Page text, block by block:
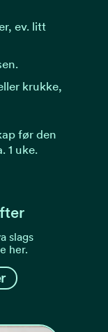
ev. litt
krukke,
før den
1 uke.
slags
her.